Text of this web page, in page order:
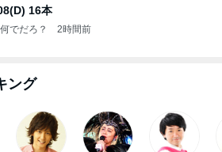
16本
でだろ？ 2時間前
ング